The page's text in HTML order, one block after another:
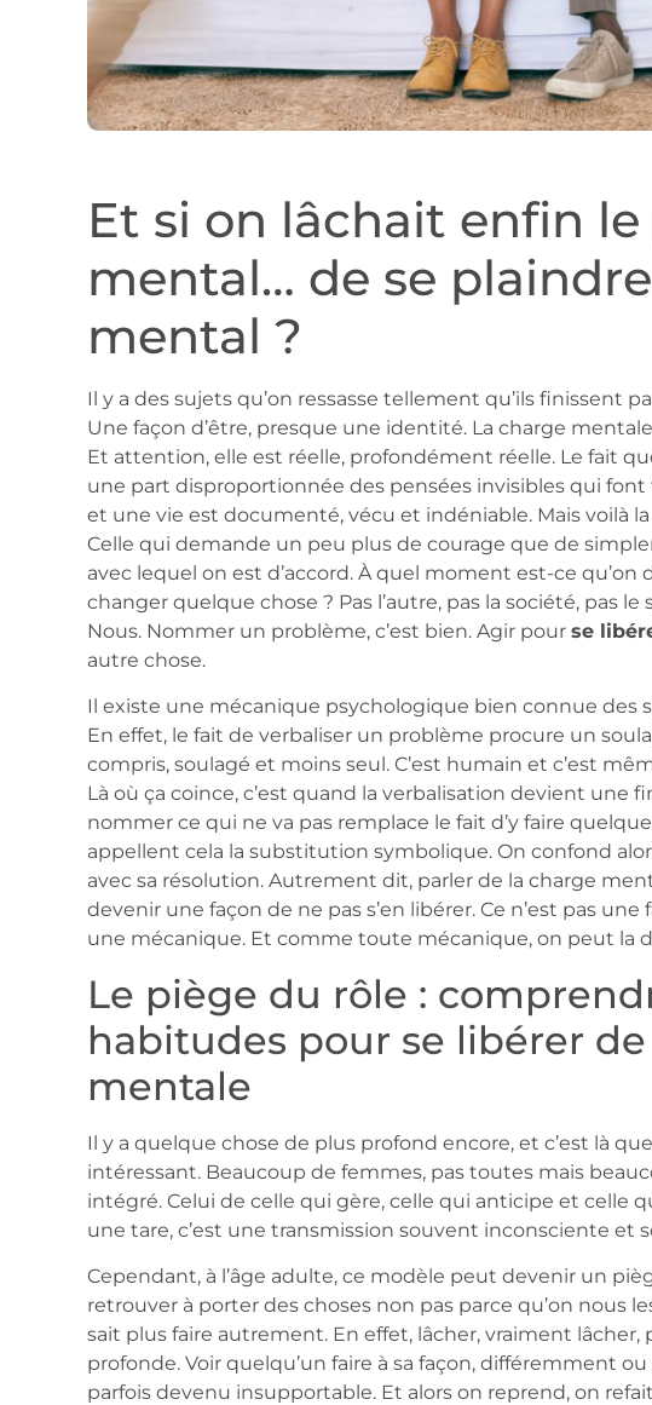
Et si on lâchait enfin
mental… de se
mental ?
Il y a des sujets qu’on ressasse tellement qu’ils finissent
Une façon d’être, presque une identité. La charge
Et attention, elle est réelle, profondément réelle. Le fait
une part disproportionnée des pensées invisibles qui
et une vie est documenté, vécu et indéniable. Mais voilà
Celle qui demande un peu plus de courage que de
avec lequel on est d’accord. À quel moment est-ce qu’on
changer quelque chose ? Pas l’autre, pas la société, pas le
Nous. Nommer un problème, c’est bien. Agir pour se
autre chose.
Il existe une mécanique psychologique bien connue des
En effet, le fait de verbaliser un problème procure un
compris, soulagé et moins seul. C’est humain et c’est
Là où ça coince, c’est quand la verbalisation devient une
nommer ce qui ne va pas remplace le fait d’y faire
appellent cela la substitution symbolique. On confond
avec sa résolution. Autrement dit, parler de la charge
devenir une façon de ne pas s’en libérer. Ce n’est pas
une mécanique. Et comme toute mécanique, on peut la
Le piège du rôle :
habitudes pour se libérer
mentale
Il y a quelque chose de plus profond encore, et c’est là
intéressant. Beaucoup de femmes, pas toutes mais
intégré. Celui de celle qui gère, celle qui anticipe et celle
une tare, c’est une transmission souvent inconsciente et
Cependant, à l’âge adulte, ce modèle peut devenir un
retrouver à porter des choses non pas parce qu’on nous
sait plus faire autrement. En effet, lâcher, vraiment
profonde. Voir quelqu’un faire à sa façon, différemment
parfois devenu insupportable. Et alors on reprend, on